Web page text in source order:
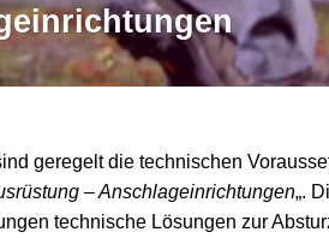
geregelt die technischen
– Anschlageinrichtungen„.
technische Lösungen zur